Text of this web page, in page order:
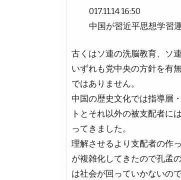
017.11.14 16:50
中国が習近平思想学習
古くはソ連の洗脳教育、ソ
いずれも党中央の方針を有
ではありません。
中国の歴史文化では指導層
トとそれ以外の被支配者に
ってきました。
理解させるより支配者の作
が複雑化してきたので孔孟
は社会が回っていかないの